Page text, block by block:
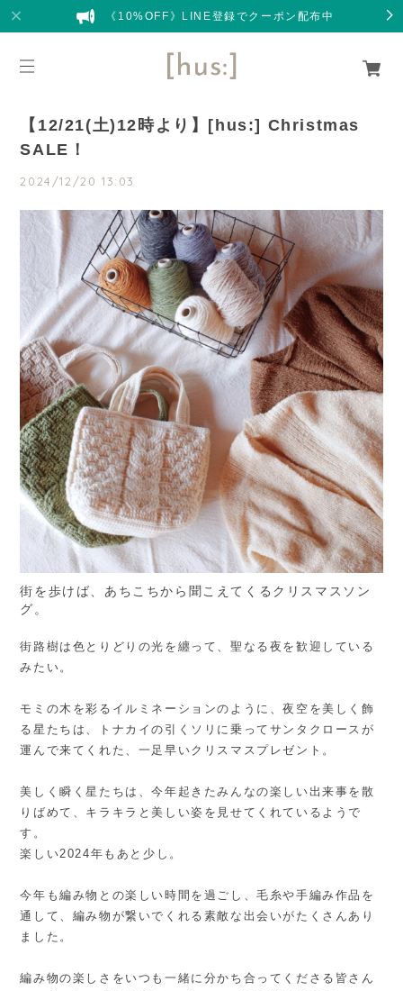
《10%OFF》LINE登録でクーポン配布中
【12/21(土)12時より】[hus:] Christmas
SALE！
2024/12/20 13:03
街を歩けば、あちこちから聞こえてくるクリスマスソン
グ。
街路樹は色とりどりの光を纏って、聖なる夜を歓迎している
みたい。
モミの木を彩るイルミネーションのように、夜空を美しく飾
る星たちは、トナカイの引くソリに乗ってサンタクロースが
運んで来てくれた、一足早いクリスマスプレゼント。
美しく瞬く星たちは、今年起きたみんなの楽しい出来事を散
りばめて、キラキラと美しい姿を見せてくれているようで
す。
楽しい2024年もあと少し。
今年も編み物との楽しい時間を過ごし、毛糸や手編み作品を
通して、編み物が繋いでくれる素敵な出会いがたくさんあり
ました。
編み物の楽しさをいつも一緒に分かち合ってくださる皆さん